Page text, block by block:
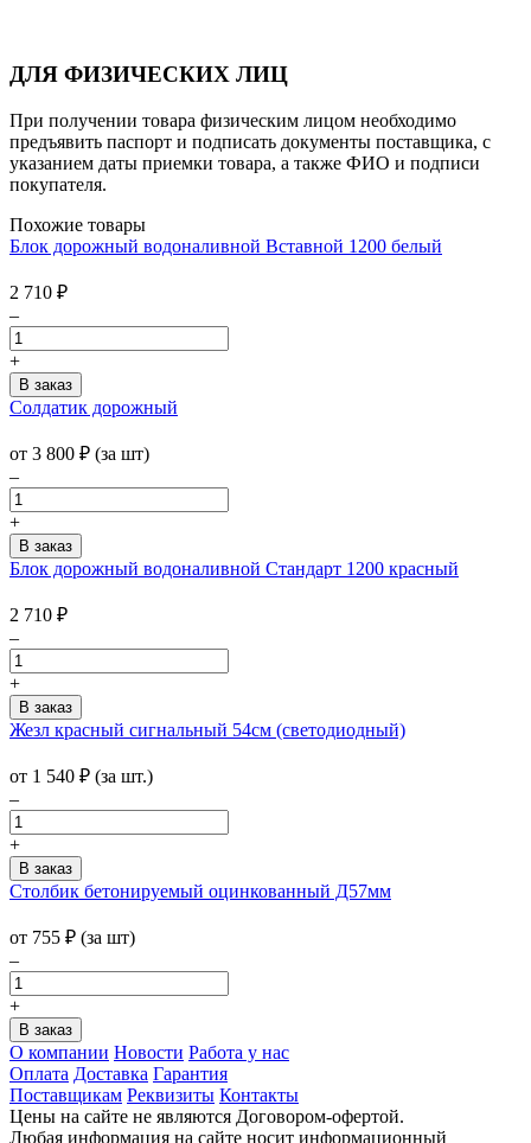
ДЛЯ ФИЗИЧЕСКИХ ЛИЦ
При получении товара физическим лицом необходимо
предъявить паспорт и подписать документы поставщика, с
указанием даты приемки товара, а также ФИО и подписи
покупателя.
Похожие товары
Блок дорожный водоналивной Вставной 1200 белый
2 710 ₽
–
+
Солдатик дорожный
от 3 800 ₽ (за шт)
–
+
Блок дорожный водоналивной Стандарт 1200 красный
2 710 ₽
–
+
Жезл красный сигнальный 54см (светодиодный)
от 1 540 ₽ (за шт.)
–
+
Столбик бетонируемый оцинкованный Д57мм
от 755 ₽ (за шт)
–
+
О компании Новости Работа у нас
Оплата Доставка Гарантия
Поставщикам Реквизиты Контакты
Цены на сайте не являются Договором-офертой.
Любая информация на сайте носит информационный